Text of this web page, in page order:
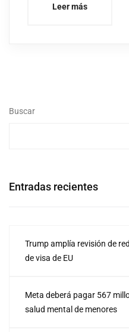
Leer más
Buscar
Entradas recientes
Trump amplía revisión de
de visa de EU
Meta deberá pagar 567
salud mental de menores